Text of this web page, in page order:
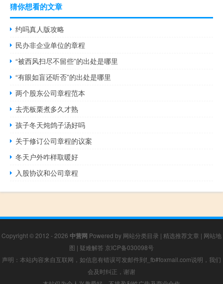
猜你想看的文章
约吗真人版攻略
民办非企业单位的章程
“被西风扫尽不留些”的出处是哪里
“有眼如盲还听否”的出处是哪里
两个股东公司章程范本
去壳板栗煮多久才熟
孩子冬天炖鸽子汤好吗
关于修订公司章程的议案
冬天户外咋样取暖好
入股协议和公司章程
Copyright © 2012 - 2026 中营网 Powered by 网站分类目录 | 精选推荐文章 | 网站地
图 | 疑难解答 京ICP备030098号
声明：本站内容来自互联网，如信息有错误可发邮件到f_fb#foxmail.com说明，我们
会及时纠正，谢谢